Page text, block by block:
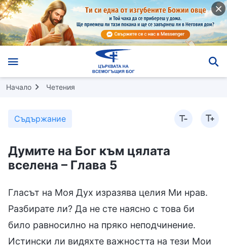
Начало Четения
Съдържание
Думите на Бог към цялата
вселена – Глава 5
Гласът на Моя Дух изразява целия Ми нрав.
Разбирате ли? Да не сте наясно с това би
било равносилно на пряко неподчинение.
Истински ли видяхте важността на тези Мои